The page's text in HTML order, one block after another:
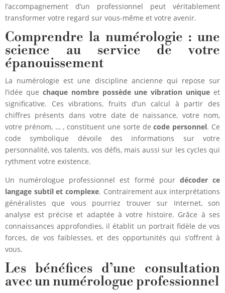
l’accompagnement d’un professionnel peut véritablement
transformer votre regard sur vous-même et votre avenir.
Comprendre la numérologie : une
science au service de votre
épanouissement
La numérologie est une discipline ancienne qui repose sur
l’idée que chaque nombre possède une vibration unique et
significative. Ces vibrations, fruits d’un calcul à partir des
chiffres présents dans votre date de naissance, votre nom,
votre prénom, … , constituent une sorte decode personnel. Ce
code symbolique dévoile des informations sur votre
personnalité, vos talents, vos défis, mais aussi sur les cycles qui
rythment votre existence.
Un numérologue professionnel est formé pour décoder ce
langage subtil et complexe. Contrairement aux interprétations
généralistes que vous pourriez trouver sur Internet, son
analyse est précise et adaptée à votre histoire. Grâce à ses
connaissances approfondies, il établit un portrait fidèle de vos
forces, de vos faiblesses, et des opportunités qui s’offrent à
vous.
Les bénéfices d’une consultation
avec un numérologue professionnel